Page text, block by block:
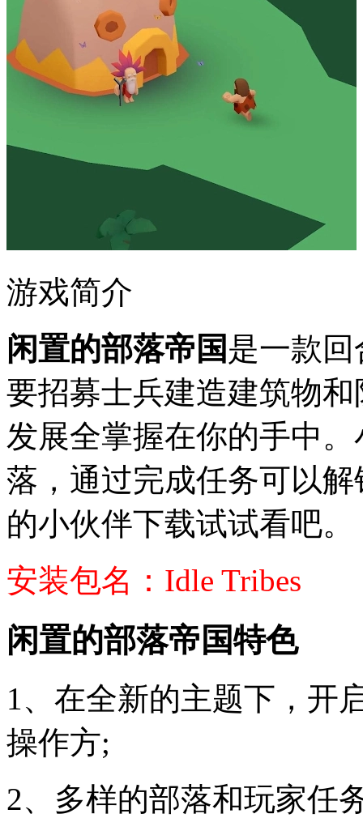
游戏简介
闲置的部落帝国是一款
要招募士兵建造建筑物
发展全掌握在你的手中
落，通过完成任务可以
的小伙伴下载试试看吧。
安装包名：Idle Tribes
闲置的部落帝国特色
1、在全新的主题下，开
操作方;
2、多样的部落和玩家任